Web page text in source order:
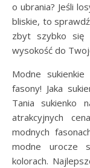
o ubrania? Jeśli
bliskie, to
zbyt szybko się
wysokość do
Modne
fasony! Jaka
Tania sukienko
atrakcyjnych
modnych
modne urocze
kolorach.